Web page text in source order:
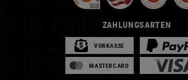
ZAHLUNGSARTEN
VORKASSE
MASTERCARD